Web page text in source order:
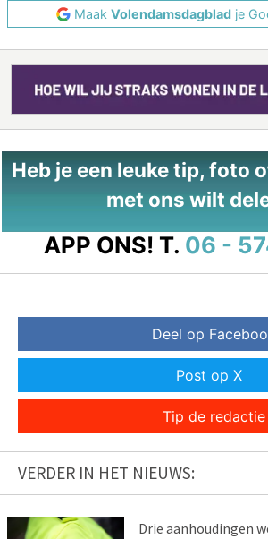
Maak Volendamsdagblad je
Heb je een leuke tip, foto
met ons wilt
APP ONS! T. 06 -
Deel op
Post op X
Tip de redactie
VERDER IN HET NIEUWS:
Drie aanhoudingen